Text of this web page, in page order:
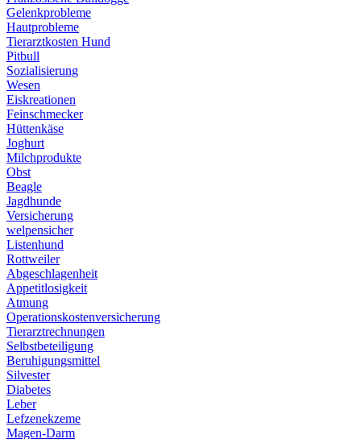
Gelenkprobleme
Hautprobleme
Tierarztkosten Hund
Pitbull
Sozialisierung
Wesen
Eiskreationen
Feinschmecker
Hüttenkäse
Joghurt
Milchprodukte
Obst
Beagle
Jagdhunde
Versicherung
welpensicher
Listenhund
Rottweiler
Abgeschlagenheit
Appetitlosigkeit
Atmung
Operationskostenversicherung
Tierarztrechnungen
Selbstbeteiligung
Beruhigungsmittel
Silvester
Diabetes
Leber
Lefzenekzeme
Magen-Darm